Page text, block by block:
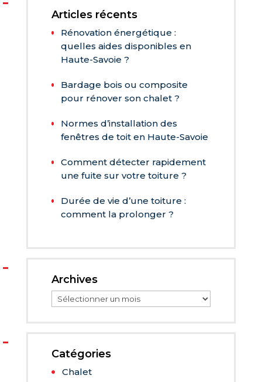
Articles récents
Rénovation énergétique :
quelles aides disponibles en
Haute-Savoie ?
Bardage bois ou composite
pour rénover son chalet ?
Normes d’installation des
fenêtres de toit en Haute-Savoie
Comment détecter rapidement
une fuite sur votre toiture ?
Durée de vie d’une toiture :
comment la prolonger ?
Archives
Archives
Catégories
Chalet